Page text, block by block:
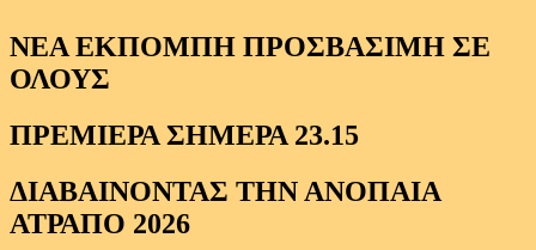
ΝΕΑ ΕΚΠΟΜΠΗ ΠΡΟΣΒΑΣΙΜΗ ΣΕ
ΟΛΟΥΣ
ΠΡΕΜΙΕΡΑ ΣΗΜΕΡΑ 23.15
ΔΙΑΒΑΙΝΟΝΤΑΣ ΤΗΝ ΑΝΟΠΑΙΑ
ΑΤΡΑΠΟ 2026